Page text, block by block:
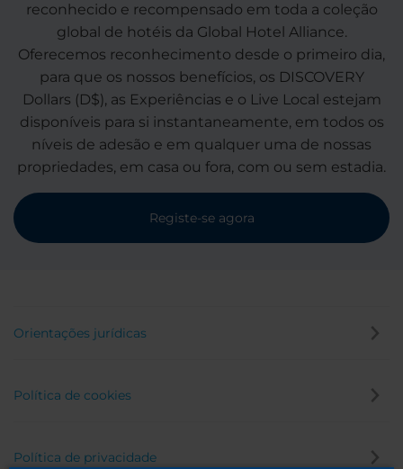
reconhecido e recompensado em toda a coleção
global de hotéis da Global Hotel Alliance.
Oferecemos reconhecimento desde o primeiro dia,
para que os nossos benefícios, os DISCOVERY
Dollars (D$), as Experiências e o Live Local estejam
disponíveis para si instantaneamente, em todos os
níveis de adesão e em qualquer uma de nossas
propriedades, em casa ou fora, com ou sem estadia.
Registe-se agora
Orientações jurídicas
Política de cookies
Política de privacidade